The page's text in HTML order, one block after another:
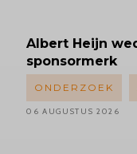
Albert Heijn
sponsormerk
ONDERZOEK
06 AUGUSTUS 2026